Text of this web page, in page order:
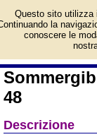
di vendita. Prodotto da
48
Descrizione
Questo sito utilizza
la
conoscere le